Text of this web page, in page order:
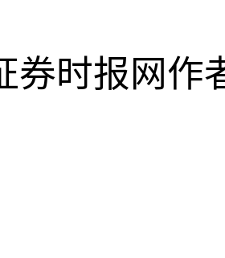
券时报网作